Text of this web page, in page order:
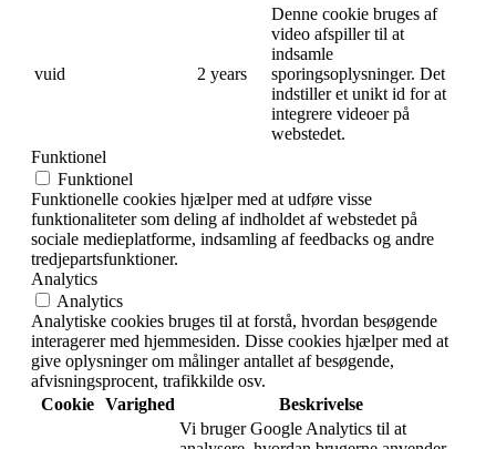
vuid 2 years
Denne cookie bruges af
video afspiller til at
indsamle
sporingsoplysninger. Det
indstiller et unikt id for at
integrere videoer på
webstedet.
Funktionel
Funktionel
Funktionelle cookies hjælper med at udføre visse
funktionaliteter som deling af indholdet af webstedet på
sociale medieplatforme, indsamling af feedbacks og andre
tredjepartsfunktioner.
Analytics
Analytics
Analytiske cookies bruges til at forstå, hvordan besøgende
interagerer med hjemmesiden. Disse cookies hjælper med at
give oplysninger om målinger antallet af besøgende,
afvisningsprocent, trafikkilde osv.
Cookie Varighed
Beskrivelse
Vi bruger Google Analytics til at